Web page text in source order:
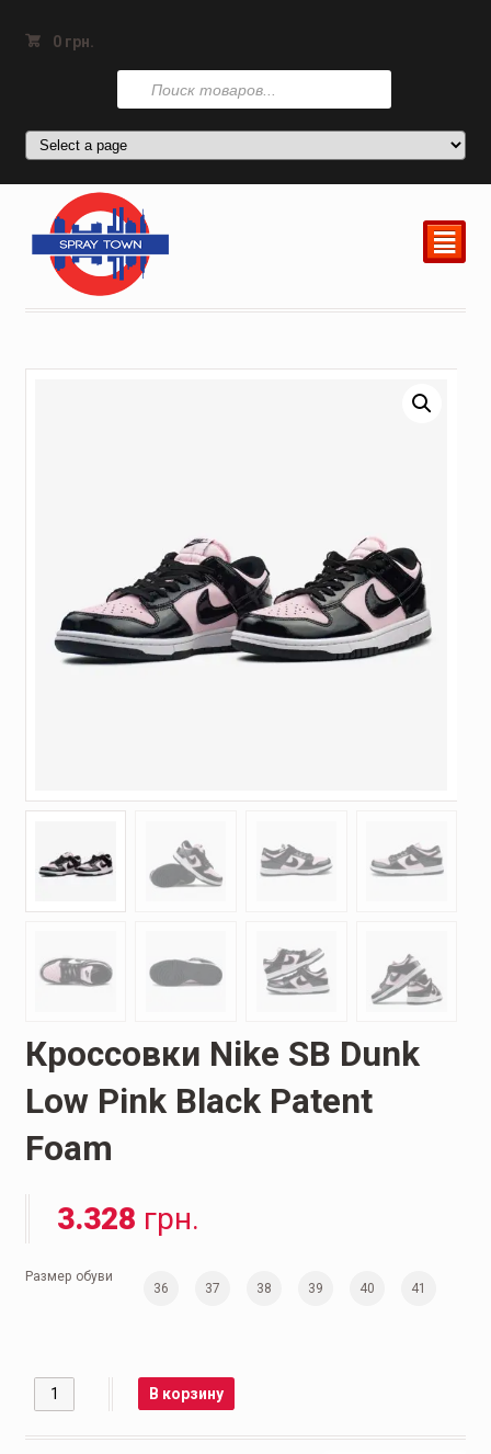
0 грн.
Поиск
товаров
²
Кроссовки Nike SB Dunk
Low Pink Black Patent
Foam
3.328 грн.
Размер обуви
36 37 38 39 40 41
Количество В корзину